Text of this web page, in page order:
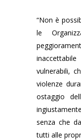
“Non è
le
vulnerabili,
violenze
ostaggio
senza che
tutti alle